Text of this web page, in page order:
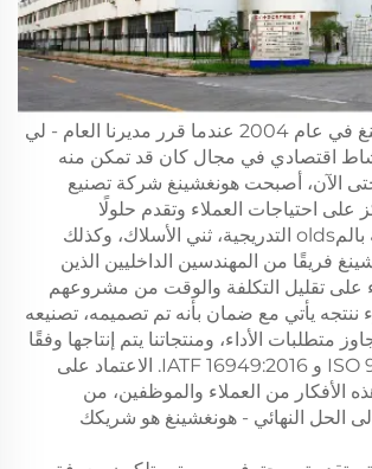
بدأت قصة هونغشينغ في عام 2004 عندما قرر مديرنا العام - لي
اقتصادي في مجال كان قد تمكن منه
الآن، أصبحت هونغشينغ شركة تصنيع
على احتياجات العملاء وتقدم حلولًا
للتكنولوجيا الخاصة بالمolds التدريجية، ثني الأسلاك، وكذلك
فريقًا من المهندسين الداخليين الذين
على تقليل التكلفة والوقت من مشروعهم
يأتي مع ضمان بأنه تم تصميمه، تصنيعه
متطلبات الأداء، ومنتجاتنا يتم إنتاجها وفقًا
لمعايير ISO 9001:2015 و IATF 16949:2016. الاعتماد على
الأفكار من العملاء والموظفين، من
الحل النهائي - هونغشينغ هو شريكك